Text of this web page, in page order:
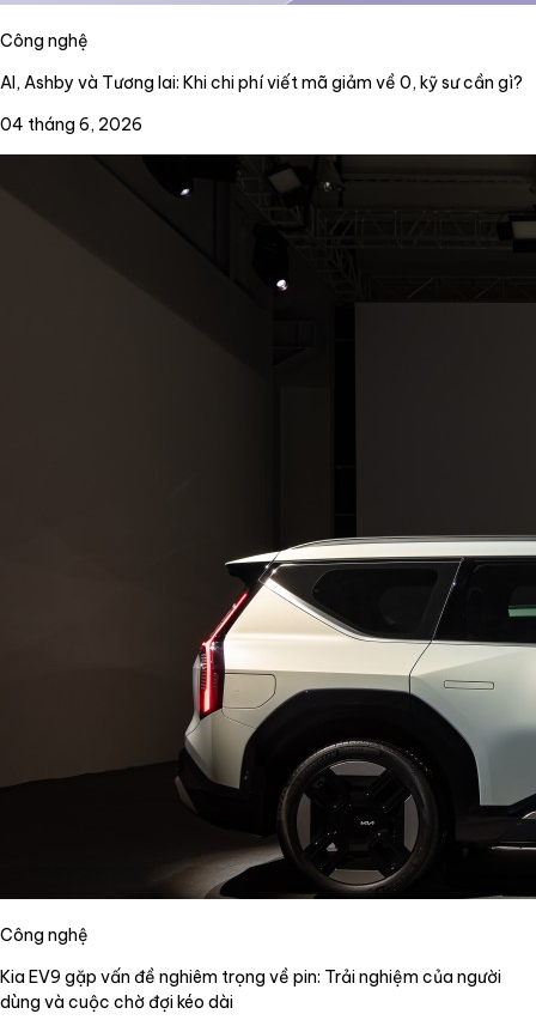
Công nghệ
AI, Ashby và Tương lai: Khi chi phí viết mã giảm về 0, kỹ sư cần gì?
04 tháng 6, 2026
Công nghệ
Kia EV9 gặp vấn đề nghiêm trọng về pin: Trải nghiệm của người
dùng và cuộc chờ đợi kéo dài